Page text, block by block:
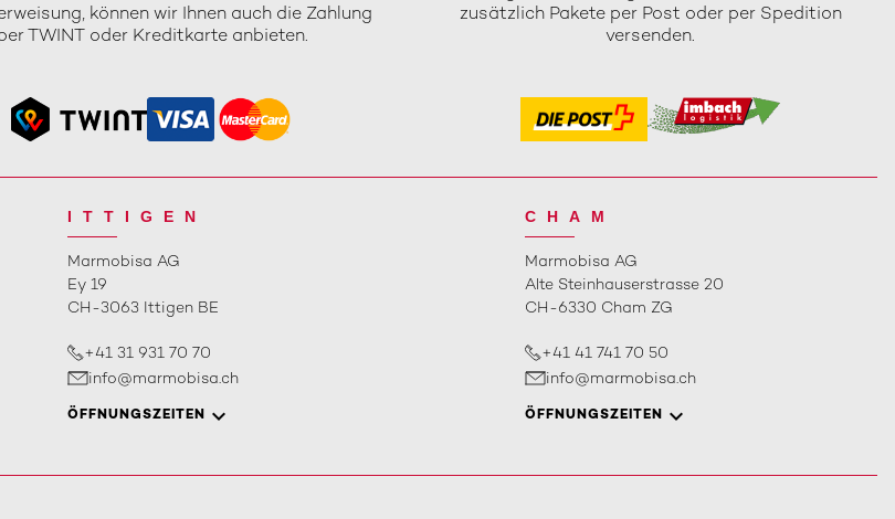
können wir Ihnen auch die Zahlung
TWINT oder Kreditkarte anbieten.
zusätzlich Pakete per Post oder per Spedition
versenden.
ITTIGEN
Marmobisa AG
Ey 19
CH-3063 Ittigen BE
+41 31 931 70 70
info@marmobisa.ch
ÖFFNUNGSZEITEN
CHAM
Marmobisa AG
Alte Steinhauserstrasse 20
CH-6330 Cham ZG
+41 41 741 70 50
info@marmobisa.ch
ÖFFNUNGSZEITEN